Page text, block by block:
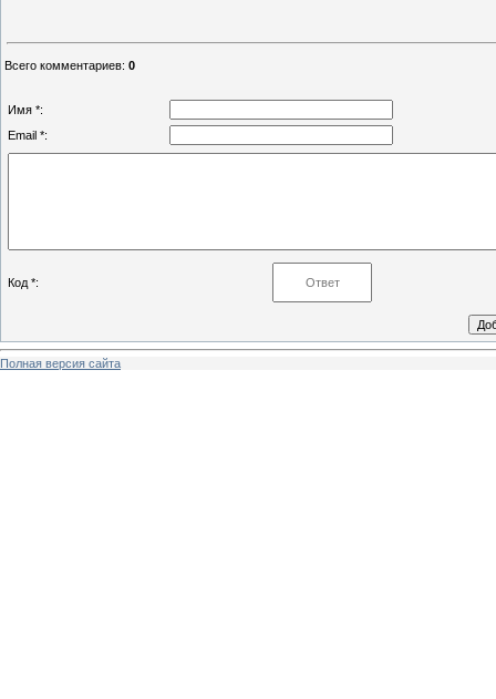
Всего комментариев: 0
Имя *:
Email *:
Код *:
Полная версия сайта